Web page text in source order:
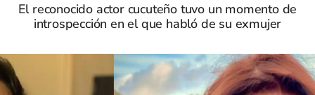
El reconocido actor cucuteño tuvo un momento de
introspección en el que habló de su exmujer